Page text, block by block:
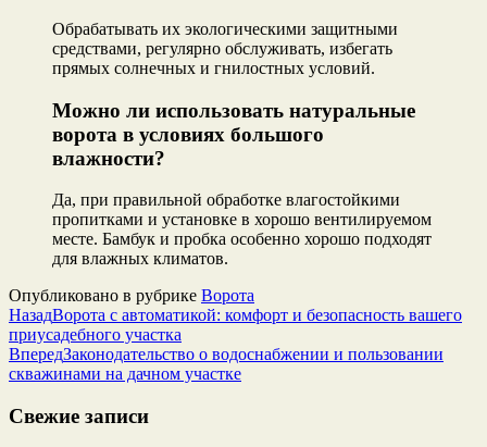
Обрабатывать их экологическими защитными
средствами, регулярно обслуживать, избегать
прямых солнечных и гнилостных условий.
Можно ли использовать натуральные
ворота в условиях большого
влажности?
Да, при правильной обработке влагостойкими
пропитками и установке в хорошо вентилируемом
месте. Бамбук и пробка особенно хорошо подходят
для влажных климатов.
Опубликовано в рубрике Ворота
НазадВорота с автоматикой: комфорт и безопасность вашего
приусадебного участка
ВпередЗаконодательство о водоснабжении и пользовании
скважинами на дачном участке
Свежие записи